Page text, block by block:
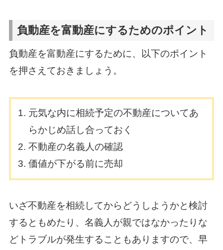
負動産を富動産にするためのポイント
負動産を富動産にするために、以下のポイント
を押さえておきましょう。
元気な内に相続予定の不動産についてあ
らかじめ話し合っておく
不動産の名義人の確認
価値が下がる前に売却
いざ不動産を相続してからどうしようかと検討
するともめたり、名義人が親ではなかったりな
どトラブルが発生することもありますので、早